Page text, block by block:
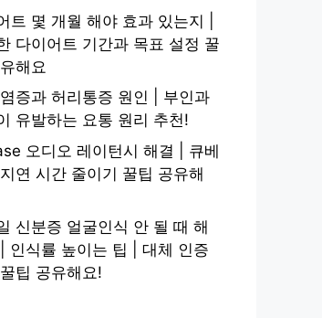
트 몇 개월 해야 효과 있는지 |
다이어트 기간과 목표 설정 꿀
해요
증과 허리통증 원인 | 부인과
유발하는 요통 원리 추천!
오디오 레이턴시 해결 | 큐베
연 시간 줄이기 꿀팁 공유해
신분증 얼굴인식 안 될 때 해
인식률 높이는 팁 | 대체 인증
팁 공유해요!